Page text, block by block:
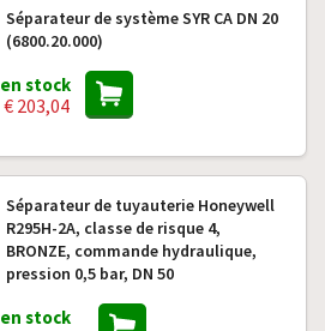
Séparateur de système SYR CA DN 20
(6800.20.000)
en stock
€ 203,04
Séparateur de tuyauterie Honeywell
R295H-2A, classe de risque 4,
BRONZE, commande hydraulique,
pression 0,5 bar, DN 50
en stock